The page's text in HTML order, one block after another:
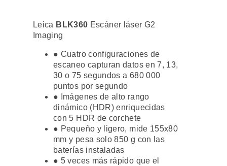
Leica BLK360 Escáner láser G2
Imaging
● Cuatro configuraciones de
escaneo capturan datos en 7, 13,
30 o 75 segundos a 680 000
puntos por segundo
● Imágenes de alto rango
dinámico (HDR) enriquecidas
con 5 HDR de corchete
● Pequeño y ligero, mide 155x80
mm y pesa solo 850 g con las
baterías instaladas
● 5 veces más rápido que el